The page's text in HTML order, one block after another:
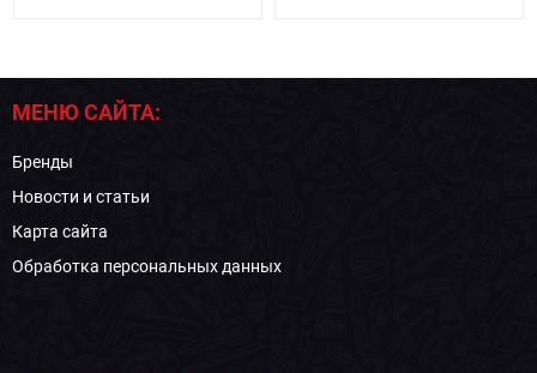
МЕНЮ САЙТА:
Бренды
Новости и статьи
Карта сайта
Обработка персональных данных